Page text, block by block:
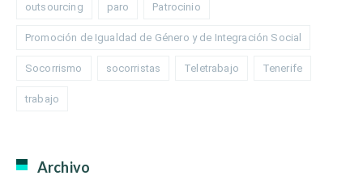
outsourcing paro Patrocinio
Promoción de Igualdad de Género y de Integración Social
Socorrismo socorristas Teletrabajo Tenerife
trabajo
Archivo